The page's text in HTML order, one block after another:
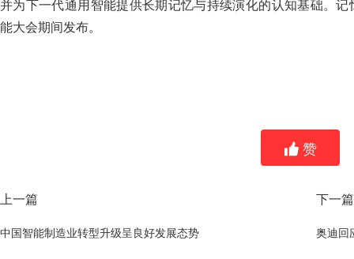
并为下一代通用智能提供长期记忆与持续演化的认知基础。
能大会期间发布。
赞
上一篇
中国智能制造业转型升级呈良好发展态势
下一篇